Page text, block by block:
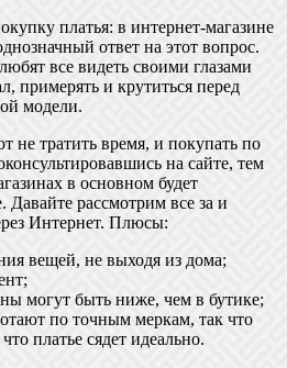
платья: в интернет-магазине
ответ на этот вопрос.
все видеть своими глазами
примерять и крутиться перед
модели.
не тратить время, и покупать по
на сайте, тем
в основном будет
Давайте рассмотрим все за и
Интернет. Плюсы:
вещей, не выходя из дома;
могут быть ниже, чем в бутике;
по точным меркам, так что
платье сядет идеально.